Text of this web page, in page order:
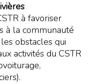
à favoriser
à la communauté
obstacles qui
activités du CSTR